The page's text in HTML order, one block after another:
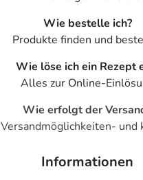
Wie bestelle ich?
Produkte finden und
Wie löse ich ein Rezept
Alles zur Online-
Wie erfolgt der
Versandmöglichkeiten- und
Informationen